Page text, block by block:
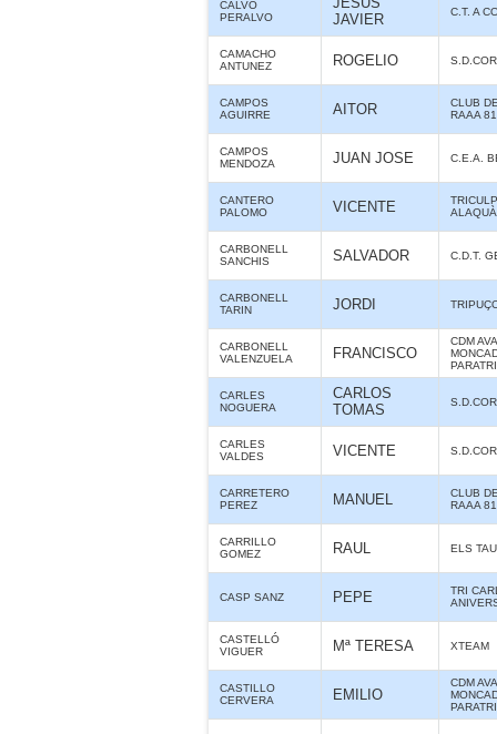
CALVO
PERALVO
JAVIER
C.T. A
CAMACHO
ANTUNEZ
ROGELIO
CAMPOS
AGUIRRE
AITOR
CLUB
RAAA 81
CAMPOS
MENDOZA
JUAN JOSE C.E.A.
CANTERO
PALOMO
VICENTE
CARBONELL
SANCHIS
SALVADOR C.D.T.
CARBONELL
TARIN
JORDI
CARBONELL
VALENZUELA
FRANCISCO
CDM
CARLES
NOGUERA
CARLOS
TOMAS
CARLES
VALDES
VICENTE
CARRETERO
PEREZ
MANUEL
CLUB
RAAA 81
CARRILLO
GOMEZ
RAUL ELS
CASP SANZ PEPE
TRI
CASTELLÓ
VIGUER
Mª TERESA XTEAM
CASTILLO
CERVERA
EMILIO
CDM